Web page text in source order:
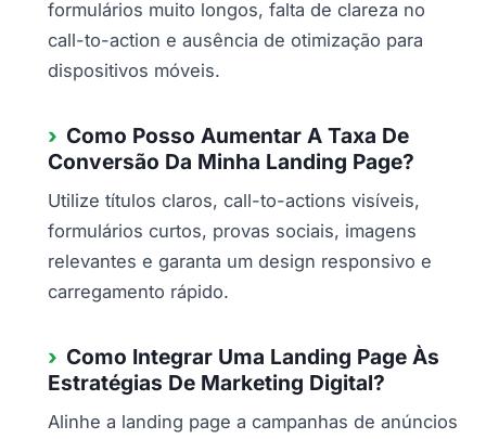
formulários muito longos, falta de clareza no
call-to-action e ausência de otimização para
dispositivos móveis.
Como Posso Aumentar A Taxa De
Conversão Da Minha Landing Page?
Utilize títulos claros, call-to-actions visíveis,
formulários curtos, provas sociais, imagens
relevantes e garanta um design responsivo e
carregamento rápido.
Como Integrar Uma Landing Page Às
Estratégias De Marketing Digital?
Alinhe a landing page a campanhas de anúncios